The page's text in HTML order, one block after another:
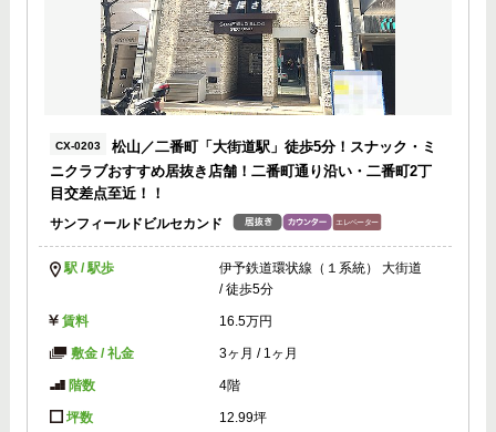
CX-0203
松山／二番町「大街道駅」徒歩5分！スナック・ミ
ニクラブおすすめ居抜き店舗！二番町通り沿い・二番町2丁
目交差点至近！！
サンフィールドビルセカンド
駅 / 駅歩
伊予鉄道環状線（１系統） 大街道
/ 徒歩5分
賃料 16.5万円
敷金 / 礼金 3ヶ月 / 1ヶ月
階数 4階
坪数 12.99坪